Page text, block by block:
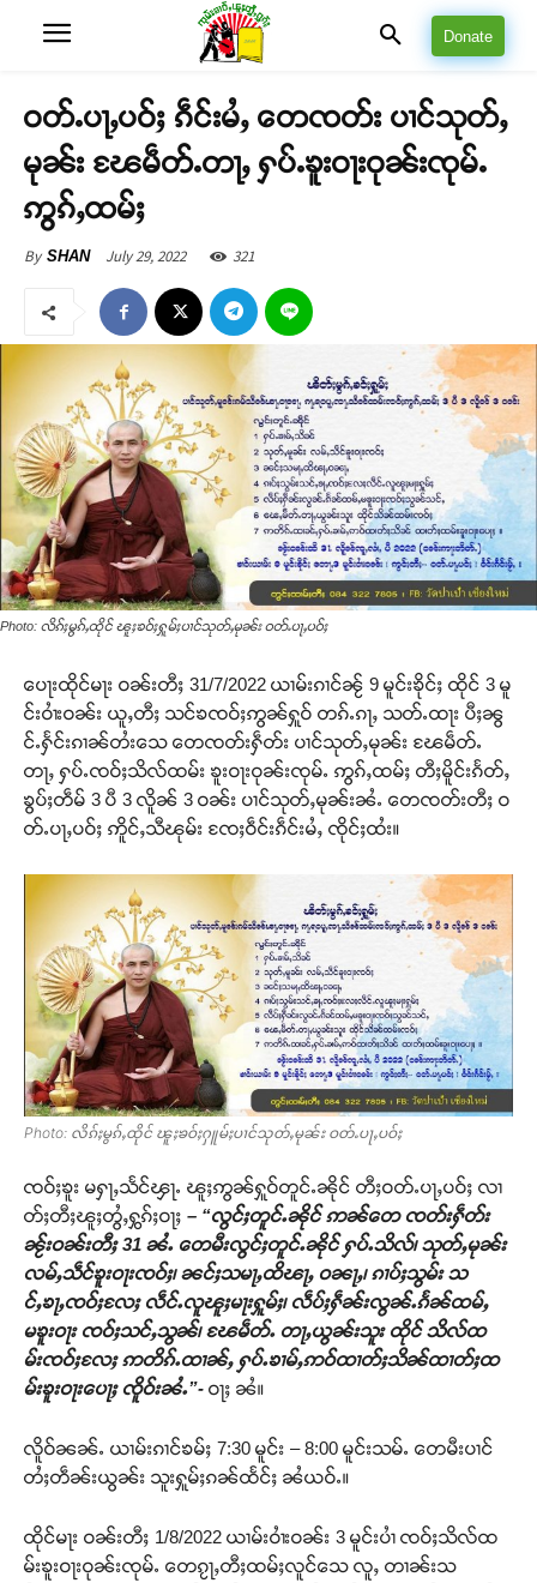
Donate
ဝတ်ႉပႃႇပဝ်ႈ ၵဵင်းမႆႇ တေၸတ်း ပၢင်သုတ်ႇ
မုၼ်း ၽႄမဵတ်ႉတႃႇ ႁပ်ႉၶူးဝႃးဝုၼ်းၸုမ်ႉ
ဢွၵ်ႇထမ်ႈ
By SHAN July 29, 2022 321
Photo: လိၵ်ႈမွၵ်ႇထိုင် ၽူႈၶဝ်ႈႁူမ်ႈပၢင်သုတ်ႇမုၼ်း ဝတ်ႉပႃႇပဝ်ႈ
ပေႃးထိုင်မႃး ဝၼ်းတီႈ 31/7/2022 ယၢမ်းၵၢင်ၼႂ် 9 မူင်းၶိုင်ႈ ထိုင် 3 မူ
င်းဝၢႆးဝၼ်း ယူႇတီႈ သင်ၶၸဝ်ႈဢွၼ်ႁူဝ် တၵ်ႉၵႃႇ သတ်ႉထႃး ပီႈၼွ
င်ႉႁႅင်းၵၢၼ်တႆးသေ တေၸတ်းႁဵတ်း ပၢင်သုတ်ႇမုၼ်း ၽႄမဵတ်ႉ
တႃႇ ႁပ်ႉၸဝ်ႈသိလ်ထမ်း ၶူးဝႃးဝုၼ်းၸုမ်ႉ ဢွၵ်ႇထမ်ႈ တီႈမိူင်းၵႅတ်ႇ
ၶွပ်ႈတဵမ် 3 ပီ 3 လိူၼ် 3 ဝၼ်း ပၢင်သုတ်ႇမုၼ်းၼႆႉ တေၸတ်းတီႈ ဝ
တ်ႉပႃႇပဝ်ႈ ဢိူင်ႇသီၽုမ်း ၸႄႈဝဵင်းၵဵင်းမႆႇ ၸိုင်ႈထႆး။
Photo: လိၵ်ႈမွၵ်ႇထိုင် ၽူႈၶဝ်ႈႁူမ်ႈပၢင်သုတ်ႇမုၼ်း ဝတ်ႉပႃႇပဝ်ႈ
ၸဝ်ႈၶူး မႁႃႇသႅင်ၾႃႉ ၽူႈဢွၼ်ႁူဝ်တူင်ႉၼိုင် တီႈဝတ်ႉပႃႇပဝ်ႈ လၢ
တ်ႈတီႈၽူႈတွႆႇႁွၵ်ႈဝႃႈ – “လွင်ႈတူင်ႉၼိုင် ဢၼ်တေ ၸတ်းႁဵတ်း
ၼႂ်းဝၼ်းတီႈ 31 ၼႆႉ တေမီးလွင်ႈတူင်ႉၼိုင် ႁပ်ႉသိလ်၊ သုတ်ႇမုၼ်း
လမ်ႇသဵင်ၶူးဝႃးၸဝ်ႈ၊ ၼင်ႈသမႃႇထိၽႃႇ ဝၼႃႇ၊ ၵၢပ်ႈသွမ်း သ
င်ႇၶႃႇၸဝ်ႈလႄႈ လဵင်ႉလူၽူႈမႃးႁူမ်ႈ၊ လဵပ်ႈႁဵၼ်းလွၼ်ႉၵႅၼ်ထမ်ႇ
မၶူးဝႃး ၸဝ်ႈသင်ႇသွၼ်၊ ၽႄမဵတ်ႉ တႃႇယွၼ်းသူး ထိုင် သိလ်ထ
မ်းၸဝ်ႈလႄႈ ဢတိၵ်ႉထၢၼ်ႇ ႁပ်ႉၶၢမ်ႇဢဝ်ထၢတ်ႈသိၼ်ထၢတ်ႈထ
မ်းၶူးဝႃးပေႃႈ ၸိူဝ်းၼႆႉ”- ဝႃႈ ၼႆ။
လိူဝ်ၼၼ်ႉ ယၢမ်းၵၢင်ၶမ်ႈ 7:30 မူင်း – 8:00 မူင်းသမ်ႉ တေမီးပၢင်
တႆႈတဵၼ်းယွၼ်း သူးႁူမ်ႈၵၼ်ထႅင်ႈ ၼႆယဝ်ႉ။
ထိုင်မႃး ဝၼ်းတီႈ 1/8/2022 ယၢမ်းဝၢႆးဝၼ်း 3 မူင်းပၢႆ ၸဝ်ႈသိလ်ထ
မ်းၶူးဝႃးဝုၼ်းၸုမ်ႉ တေၵႂႃႇတီႈထမ်ႈလူင်သေ လူႇ တၢၼ်းသ